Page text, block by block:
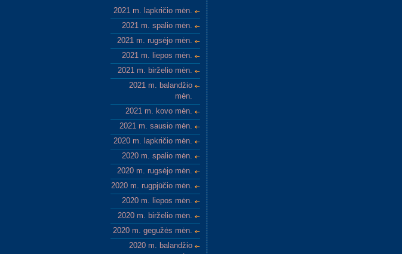
2021 m. lapkričio mėn.
2021 m. spalio mėn.
2021 m. rugsėjo mėn.
2021 m. liepos mėn.
2021 m. birželio mėn.
2021 m. balandžio
mėn.
2021 m. kovo mėn.
2021 m. sausio mėn.
2020 m. lapkričio mėn.
2020 m. spalio mėn.
2020 m. rugsėjo mėn.
2020 m. rugpjūčio mėn.
2020 m. liepos mėn.
2020 m. birželio mėn.
2020 m. gegužės mėn.
2020 m. balandžio